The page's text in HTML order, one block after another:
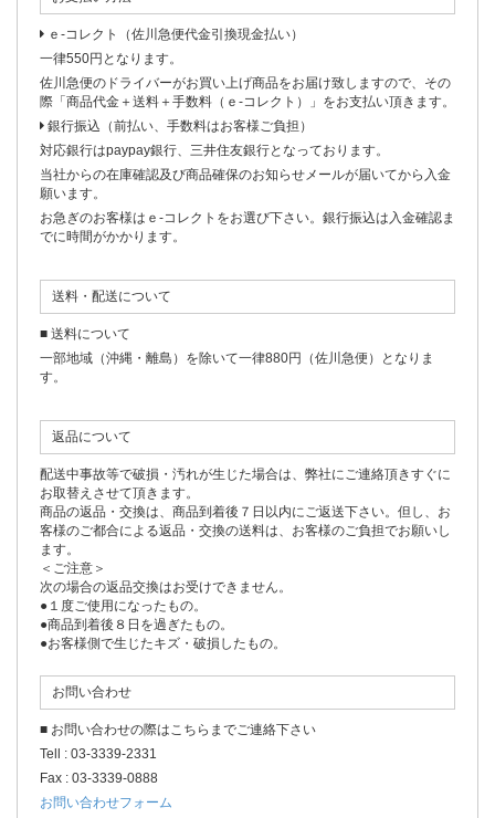
ｅ-コレクト（佐川急便代金引換現金払い）
一律550円となります。
佐川急便のドライバーがお買い上げ商品をお届け致しますので、その
際「商品代金＋送料＋手数料（ｅ-コレクト）」をお支払い頂きます。
銀行振込（前払い、手数料はお客様ご負担）
対応銀行はpaypay銀行、三井住友銀行となっております。
当社からの在庫確認及び商品確保のお知らせメールが届いてから入金
願います。
お急ぎのお客様はｅ-コレクトをお選び下さい。銀行振込は入金確認ま
でに時間がかかります。
送料・配送について
■ 送料について
一部地域（沖縄・離島）を除いて一律880円（佐川急便）となりま
す。
返品について
配送中事故等で破損・汚れが生じた場合は、弊社にご連絡頂きすぐに
お取替えさせて頂きます。
商品の返品・交換は、商品到着後７日以内にご返送下さい。但し、お
客様のご都合による返品・交換の送料は、お客様のご負担でお願いし
ます。
＜ご注意＞
次の場合の返品交換はお受けできません。
●１度ご使用になったもの。
●商品到着後８日を過ぎたもの。
●お客様側で生じたキズ・破損したもの。
お問い合わせ
■ お問い合わせの際はこちらまでご連絡下さい
Tell : 03-3339-2331
Fax : 03-3339-0888
お問い合わせフォーム